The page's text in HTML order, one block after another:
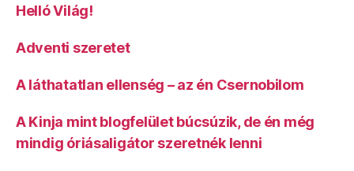
Helló Világ!
Adventi szeretet
A láthatatlan ellenség – az én Csernobilom
A Kinja mint blogfelület búcsúzik, de én még
mindig óriásaligátor szeretnék lenni